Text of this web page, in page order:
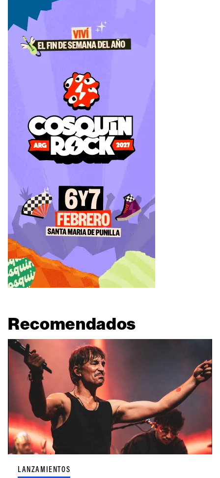
Recomendados
LANZAMIENTOS